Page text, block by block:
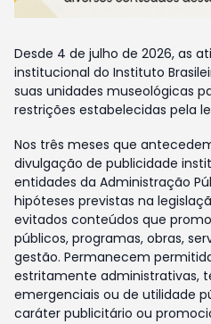
Desde 4 de julho de 2026, as
institucional do Instituto
suas unidades museológicas
restrições estabelecidas pela
Nos três meses que
divulgação de publicidade
entidades da Administração
hipóteses previstas na
evitados conteúdos que
públicos, programas, obras,
gestão. Permanecem
estritamente administrativas,
emergenciais ou de utilidade
caráter publicitário ou